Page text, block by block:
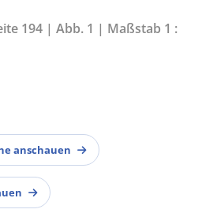
194 | Abb. 1 | Maßstab 1 :
anschauen